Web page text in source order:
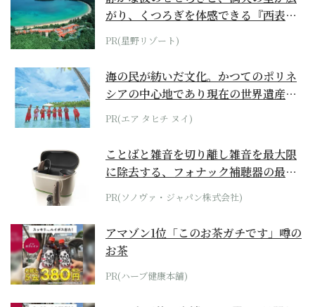
がり、くつろぎを体感できる『西表島
ホテル by...
PR(星野リゾート)
海の民が紡いだ文化。かつてのポリネ
シアの中心地であり現在の世界遺産か
らみえてくる...
PR(エア タヒチ ヌイ)
ことばと雑音を切り離し雑音を最大限
に除去する、フォナック補聴器の最上
位モデル
PR(ソノヴァ・ジャパン株式会社)
アマゾン1位「このお茶ガチです」噂の
お茶
PR(ハーブ健康本舗)